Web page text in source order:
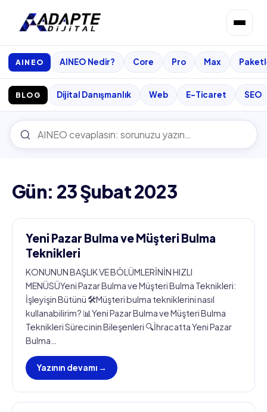
AINEO AINEO Nedir? Core Pro Max
BLOG Dijital Danışmanlık Web E-Ticaret SEO
Gün: 23 Şubat 2023
Yeni Pazar Bulma ve Müşteri Bulma
Teknikleri
KONUNUN BAŞLIK VE BÖLÜMLERİNİN HIZLI
MENÜSÜYeni Pazar Bulma ve Müşteri Bulma Teknikleri:
İşleyişin Bütünü 🛠️Müşteri bulma tekniklerini nasıl
kullanabilirim? 📊Yeni Pazar Bulma ve Müşteri Bulma
Teknikleri Sürecinin Bileşenleri 🔍İhracatta Yeni Pazar
Bulma…
Yazının devamı →